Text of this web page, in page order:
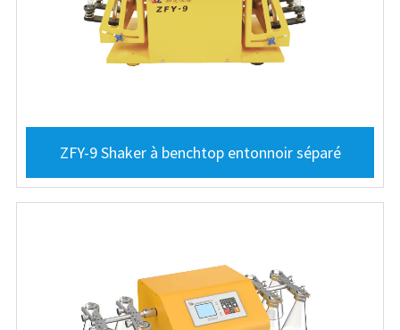
ZFY-9 Shaker à benchtop entonnoir séparé